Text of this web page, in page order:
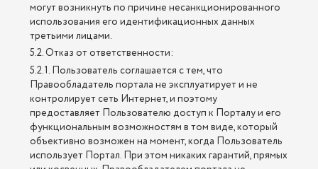
могут возникнуть по причине несанкционированного
использования его идентификационных данных
третьими лицами.
5.2. Отказ от ответственности:
5.2.1. Пользователь соглашается с тем, что
Правообладатель портала не эксплуатирует и не
контролирует сеть Интернет, и поэтому
предоставляет Пользователю доступ к Порталу и его
функциональным возможностям в том виде, который
объективно возможен на момент, когда Пользователь
использует Портал. При этом никаких гарантий, прямых